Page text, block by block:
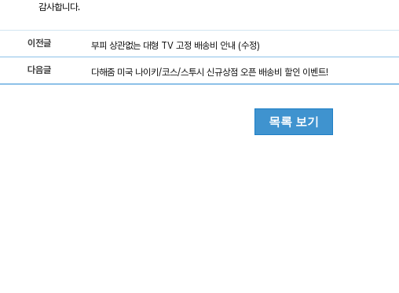
감사합니다.
이전글 부피 상관없는 대형 TV 고정 배송비 안내 (수정)
다음글 다해줌 미국 나이키/코스/스투시 신규상점 오픈 배송비 할인 이벤트!
목록 보기